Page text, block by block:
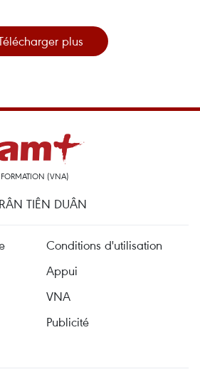
plus
(VNA)
TIÊN DUÂN
Conditions d'utilisation
Appui
VNA
Publicité